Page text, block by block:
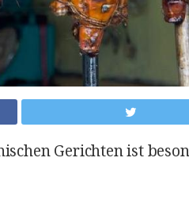
Gerichten ist